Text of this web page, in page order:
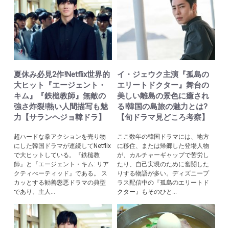
夏休み必見2作!Netflix世界的
大ヒット『エージェント・
キム』『鉄槌教師』無敵の
強さ炸裂!熱い人間描写も魅
力【サランヘジョ韓ドラ】
超ハードな拳アクションを売り物
にした韓国ドラマが連続してNetflix
で大ヒットしている。『鉄槌教
師』と『エージェント・キム: リア
クティべーティッド』である。 ス
カッとする勧善懲悪ドラマの典型
であり、主人...
イ・ジェウク主演『孤島の
エリートドクター』舞台の
美しい離島の景色に癒され
る!韓国の島旅の魅力とは?
【旬ドラマ見どころ考察】
ここ数年の韓国ドラマには、地方
に移住、または帰郷した登場人物
が、カルチャーギャップで苦労し
たり、自己実現のために奮闘した
りする物語が多い。ディズニープ
ラス配信中の『孤島のエリートド
クター』もそのひと...